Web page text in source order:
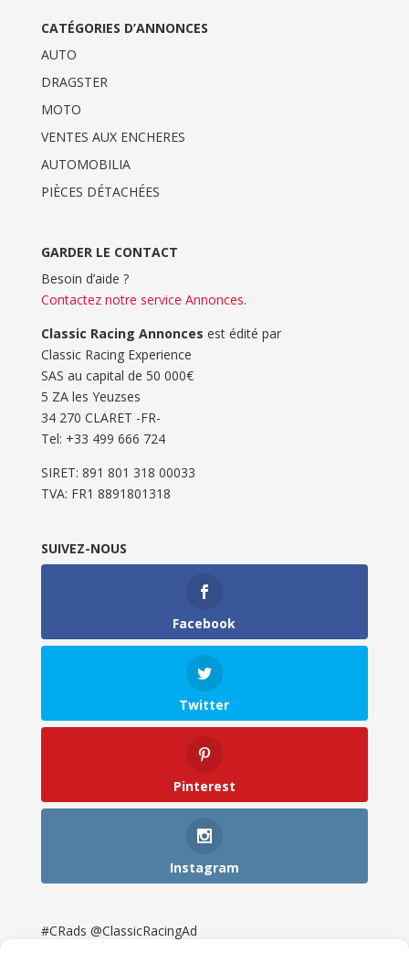
CATÉGORIES D’ANNONCES
AUTO
DRAGSTER
MOTO
VENTES AUX ENCHERES
AUTOMOBILIA
PIÈCES DÉTACHÉES
GARDER LE CONTACT
Besoin d’aide ?
Contactez notre service Annonces.
Classic Racing Annonces est édité par
Classic Racing Experience
SAS au capital de 50 000€
5 ZA les Yeuzses
34 270 CLARET -FR-
Tel: ‭+33 499 666 724‬
SIRET: 891 801 318 00033
TVA: FR1 8891801318
SUIVEZ-NOUS
Facebook
Twitter
Pinterest
Instagram
#CRads @ClassicRacingAd